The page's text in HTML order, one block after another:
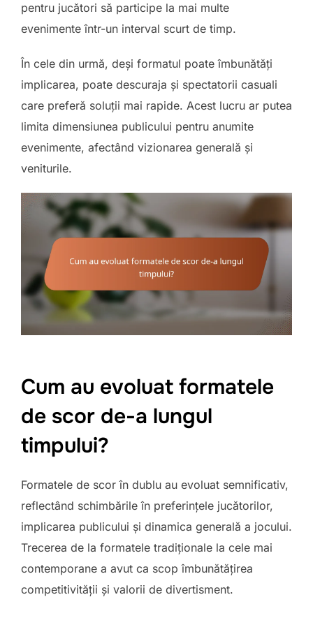
pentru jucători să participe la mai multe
evenimente într-un interval scurt de timp.
În cele din urmă, deși formatul poate îmbunătăți
implicarea, poate descuraja și spectatorii casuali
care preferă soluții mai rapide. Acest lucru ar putea
limita dimensiunea publicului pentru anumite
evenimente, afectând vizionarea generală și
veniturile.
Cum au evoluat formatele
de scor de-a lungul
timpului?
Formatele de scor în dublu au evoluat semnificativ,
reflectând schimbările în preferințele jucătorilor,
implicarea publicului și dinamica generală a jocului.
Trecerea de la formatele tradiționale la cele mai
contemporane a avut ca scop îmbunătățirea
competitivității și valorii de divertisment.